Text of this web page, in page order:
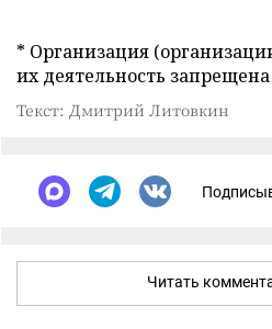
* Организация
их деятельность
Текст: Дмитрий Литовкин
Читать